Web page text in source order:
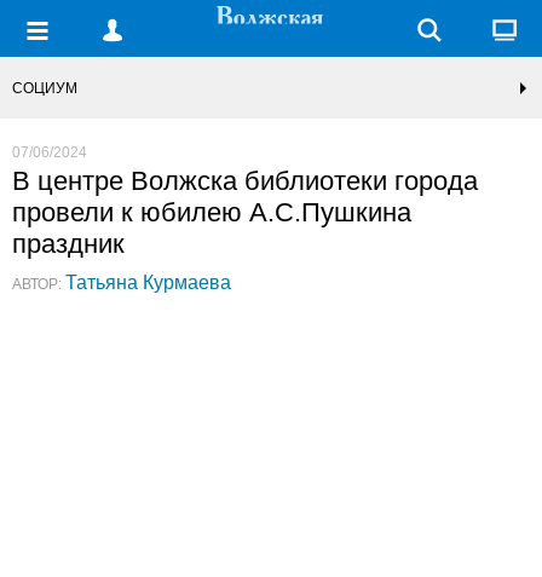
СОЦИУМ
07/06/2024
В центре Волжска библиотеки города
провели к юбилею А.С.Пушкина
праздник
АВТОР: Татьяна Курмаева